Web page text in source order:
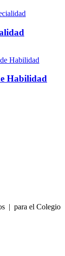
Habilidad
| para el Colegio